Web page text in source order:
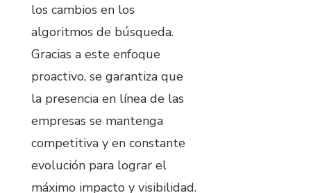
los cambios en los
algoritmos de búsqueda.
Gracias a este enfoque
proactivo, se garantiza que
la presencia en línea de las
empresas se mantenga
competitiva y en constante
evolución para lograr el
máximo impacto y visibilidad.